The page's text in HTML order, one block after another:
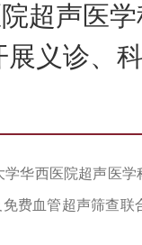
超声医
义诊、
学华西医院超声医
费血管超声筛查